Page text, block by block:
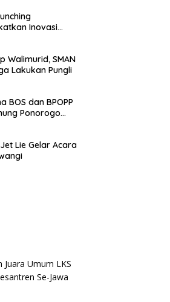
Inovasi
Walimurid, SMAN
Lakukan Pungli
BOS dan BPOPP
Ponorogo
Lie Gelar Acara